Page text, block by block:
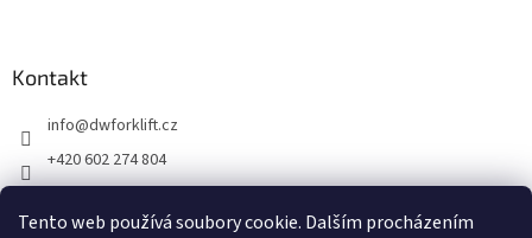
Tento web používá soubory cookie. Dalším procházením
Kontakt
info@dwforklift.cz
+420 602 274 804
DWforklift